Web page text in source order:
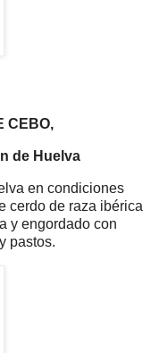
CEBO,
de Huelva
en condiciones
cerdo de raza ibérica
y engordado con
pastos.